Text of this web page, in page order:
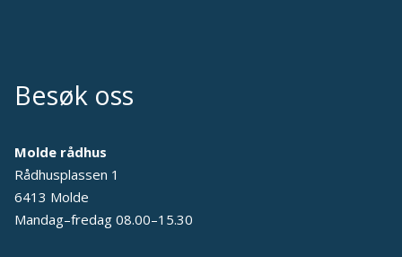
Besøk oss
Molde rådhus
Rådhusplassen 1
6413 Molde
Mandag–fredag 08.00–15.30